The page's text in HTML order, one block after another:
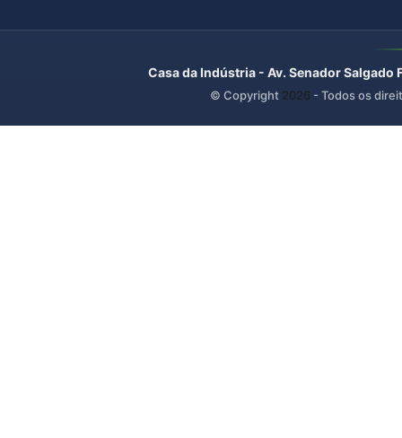
Casa da Indústria - Av. Senador
© Copyright 2026 - Todos os